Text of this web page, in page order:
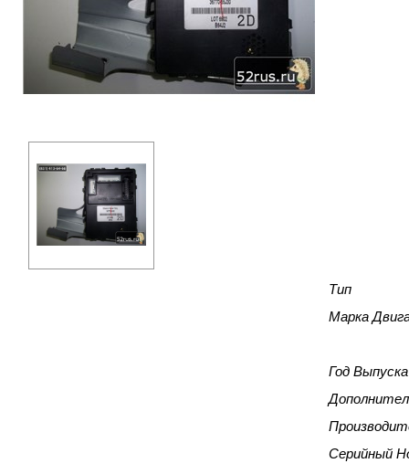
Тип
Марка
Год Выпуска
Серийный